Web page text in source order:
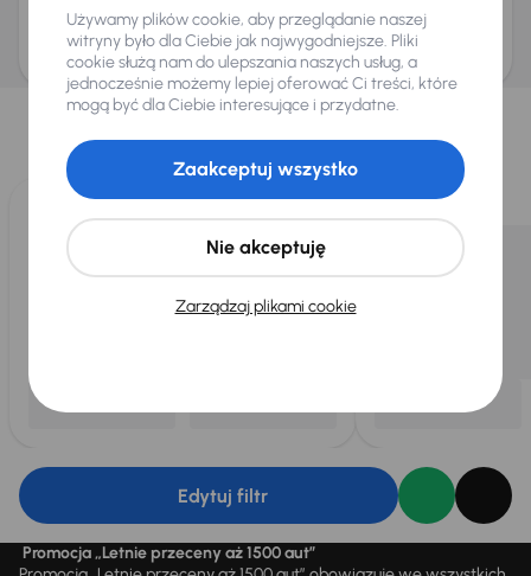
ani zagwarantowaną dostępnością pojazdu. AURES Holdings a.s., z siedzibą
Dopraváků 874/15, Čimice, 184 00 Praga 8, będzie przechowywać i przetwarzać
Twoje dane osobowe zgodnie z zasadami ochrony i przetwarzaniadanych
osobowych
Wybraliśmy dla Ciebie
Wybieramy dla Ciebienajlepsze pojazdyz naszej oferty. Kupimy
dla Ciebiedo 400 pojazdówkażdego dnia.
Edytuj filtr
Promocja „Letnie przeceny aż 1500 aut”
Używamy plików cookie, aby przeglądanie naszej
witryny było dla Ciebie jak najwygodniejsze. Pliki
cookie służą nam do ulepszania naszych usług, a
jednocześnie możemy lepiej oferować Ci treści, które
mogą być dla Ciebie interesujące i przydatne.
Zarządzaj plikami cookie
Nie akceptuję
Zaakceptuj wszystko